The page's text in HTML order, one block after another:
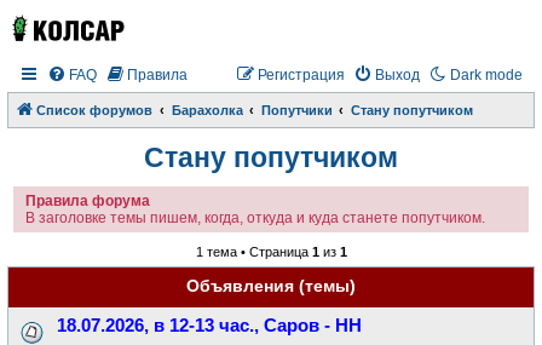
Dark mode
FAQ Правила Выход
Регистрация
Список форумов Барахолка Попутчики Стану попутчиком
Стану попутчиком
Правила форума
В заголовке темы пишем, когда, откуда и куда станете попутчиком.
1 тема • Страница 1из 1
Объявления (темы)
18.07.2026, в 12-13 час., Саров - НН